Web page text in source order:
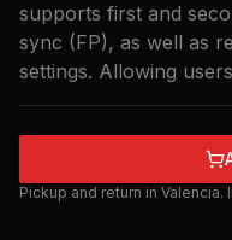
supports first and
sync (FP), as well as
settings. Allowing
Pickup and return in Valencia.